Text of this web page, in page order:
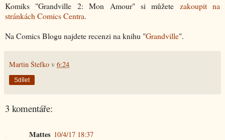
Komiks "Grandville 2: Mon Amour" si můžete zakoupit na
stránkách Comics Centra.
Na Comics Blogu najdete recenzi na knihu "Grandville".
Martin Štefko v 6:24
Sdílet
3 komentáře:
Mattes 10/4/17 18:37